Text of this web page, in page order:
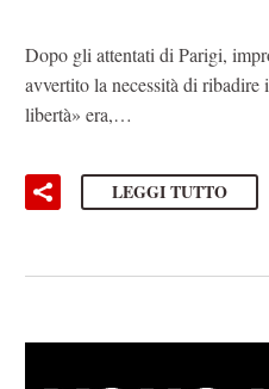
Dopo gli attentati di Parigi,
avvertito la necessità di
libertà» era,…
LEGGI TUTTO